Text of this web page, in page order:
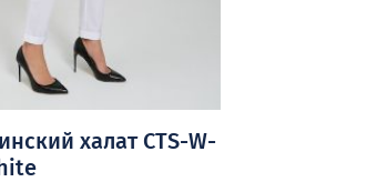
халат CTS-W-